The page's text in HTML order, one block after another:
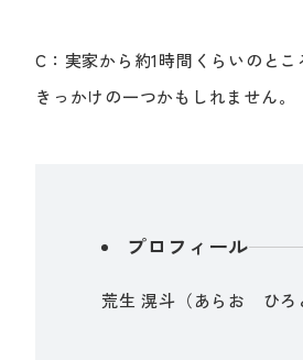
C：実家から約1時間くらいのと
きっかけの一つかもしれません。
プロフィール
荒生 滉斗（あらお ひろ